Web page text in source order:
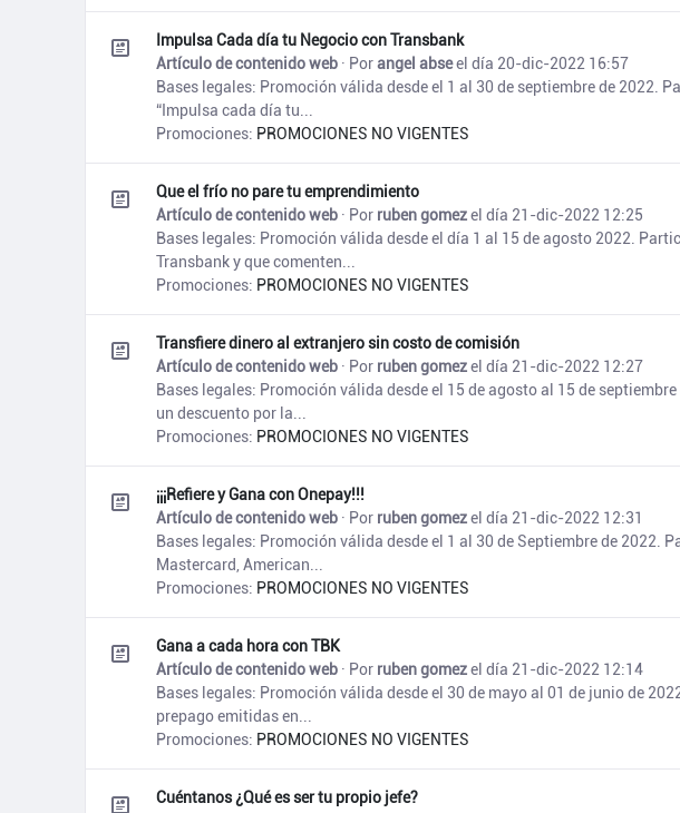
Impulsa Cada día tu Negocio con Transbank
Artículo de contenido web · Porangel abseel día 20-dic-2022 16:57
Bases legales: Promoción válida desde el 1 al 30 de septiembre de
“Impulsa cada día tu...
Promociones: PROMOCIONES NO VIGENTES
Que el frío no pare tu emprendimiento
Artículo de contenido web · Por ruben gomezel día 21-dic-2022 12:25
Bases legales: Promoción válida desde el día 1 al 15 de agosto 2022.
Transbank y que comenten...
Promociones: PROMOCIONES NO VIGENTES
Transfiere dinero al extranjero sin costo de comisión
Artículo de contenido web · Por ruben gomezel día 21-dic-2022 12:27
Bases legales: Promoción válida desde el 15 de agosto al 15 de
un descuento por la...
Promociones: PROMOCIONES NO VIGENTES
¡¡¡Refiere y Gana con Onepay!!!
Artículo de contenido web · Por ruben gomezel día 21-dic-2022 12:31
Bases legales: Promoción válida desde el 1 al 30 de Septiembre de
Mastercard, American...
Promociones: PROMOCIONES NO VIGENTES
Gana a cada hora con TBK
Artículo de contenido web · Por ruben gomezel día 21-dic-2022 12:14
Bases legales: Promoción válida desde el 30 de mayo al 01 de junio de
prepago emitidas en...
Promociones: PROMOCIONES NO VIGENTES
Cuéntanos ¿Qué es ser tu propio jefe?